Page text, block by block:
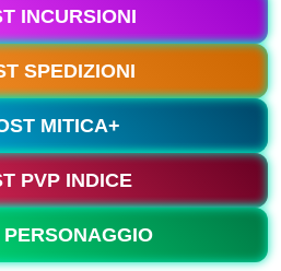
INCURSIONI
SPEDIZIONI
MITICA+
PVP INDICE